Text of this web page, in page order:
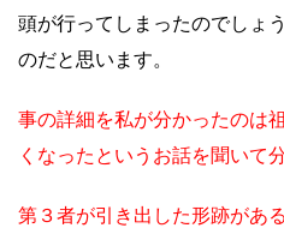
頭が行ってしまったのでしょ
のだと思います。
事の詳細を私が分かったのは
くなったというお話を聞いて
第３者が引き出した形跡があ